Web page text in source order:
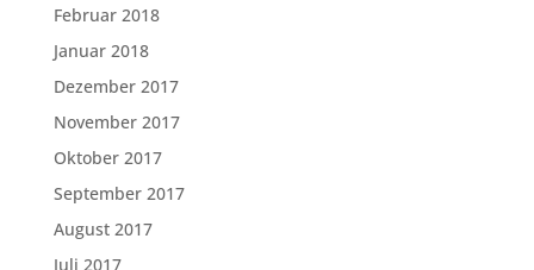
Februar 2018
Januar 2018
Dezember 2017
November 2017
Oktober 2017
September 2017
August 2017
Juli 2017